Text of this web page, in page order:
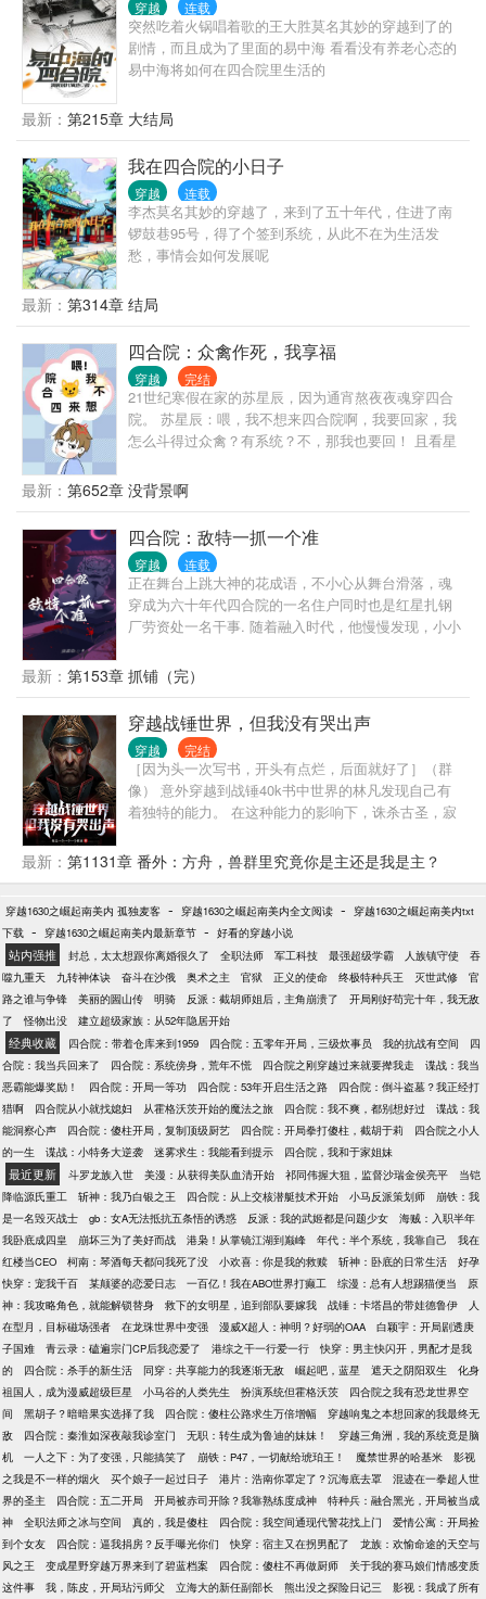
了个老六系统（使人破防即能获得透视点，可看透万
物） 从此开始了不当人的生活。 先渣秦京茹，再
cosplay许大茂…… 主打一个只要我不讲道德，就谁也
别想绑架我！
穿越 连载
突然吃着火锅唱着歌的王大胜莫名其妙的穿越到了的
剧情，而且成为了里面的易中海 看看没有养老心态的
易中海将如何在四合院里生活的
最新： 第215章 大结局
我在四合院的小日子
穿越 连载
李杰莫名其妙的穿越了，来到了五十年代，住进了南
锣鼓巷95号，得了个签到系统，从此不在为生活发
愁，事情会如何发展呢
最新： 第314章 结局
四合院：众禽作死，我享福
穿越 完结
21世纪寒假在家的苏星辰，因为通宵熬夜夜魂穿四合
院。 苏星辰：喂，我不想来四合院啊，我要回家，我
怎么斗得过众禽？有系统？不，那我也要回！ 且看星
最新： 第652章 没背景啊
四合院：敌特一抓一个准
穿越 连载
正在舞台上跳大神的花成语，不小心从舞台滑落，魂
穿成为六十年代四合院的一名住户同时也是红星扎钢
厂劳资处一名干事. 随着融入时代，他慢慢发现，小小
朝遗老遗少，鹰酱、脚盆、毛熊等........ 一个个敌特粉
墨登场，看跳大神的花成语如何将这些敌特一个一个
抓出来.......
最新： 第153章 抓铺（完）
穿越战锤世界，但我没有哭出声
穿越 完结
［因为头一次写书，开头有点烂，后面就好了］（群
像） 意外穿越到战锤40k书中世界的林凡发现自己有
着独特的能力。 在这种能力的影响下，诛杀古圣，寂
想要腐化而不得，难受的浑身抽搐；奸奇则将其视为
毁灭自己的生死大敌，不断埋下各种陷阱，意图自
前夕，黑暗的银河中唯有无尽的战火，越发激烈的战
况和难以承受的死伤里，林凡发现自己也并非全能，
能力也终有极限。 他能否拯救人类？塑造一个光明的
未来。
最新： 第1131章 番外：方舟，兽群里究竟你是主还是我是主？
穿越1630之崛起南美内 孤独麦客 - 穿越1630之崛起南美内全文阅读 -
穿越1630之崛起南美内txt
下载 - 穿越1630之崛起南美内最新章节 - 好看的穿越小说
站内强推 封总，太太想跟你离婚很久了 全职法师 军工科技 最强超级学霸 人族镇守使
吞
噬九重天
九转神体诀 奋斗在沙俄 奥术之主 官狱 正义的使命 终极特种兵王 灭世武修
官
路之谁与争锋
美丽的圌山传 明骑 反派：截胡师姐后，主角崩溃了
开局刚好苟完十年，我无敌
了
怪物出没 建立超级家族：从52年隐居开始
经典收藏 四合院：带着仓库来到1959 四合院：五零年开局，三级炊事员 我的抗战有空间
四
合院：我当兵回来了
四合院：系统傍身，荒年不慌 四合院之刚穿越过来就要撵我走
谍战：我当
恶霸能爆奖励！
四合院：开局一等功 四合院：53年开启生活之路
四合院：倒斗盗墓？我正经打
猎啊
四合院从小就找媳妇 从霍格沃茨开始的魔法之旅 四合院：我不爽，都别想好过
谍战：我
能洞察心声
四合院：傻柱开局，复制顶级厨艺 四合院：开局拳打傻柱，截胡于莉
四合院之小人
的一生
谍战：小特务大逆袭 迷雾求生：我能看到提示 四合院，我和于家姐妹
最近更新 斗罗龙族入世 美漫：从获得美队血清开始 祁同伟握大狙，监督沙瑞金侯亮平
当铠
降临源氏重工
斩神：我乃白银之王 四合院：从上交核潜艇技术开始 小马反派策划师
崩铁：我
是一名毁灭战士
gb：女A无法抵抗五条悟的诱惑 反派：我的武姬都是问题少女
海贼：入职半年
我卧底成四皇
崩坏三为了美好而战 港枭！从掌镜江湖到巅峰 年代：半个系统，我靠自己
我在
红楼当CEO
柯南：琴酒每天都问我死了没 小欢喜：你是我的救赎 斩神：卧底的日常生活
好孕
快穿：宠我千百
某颠婆的恋爱日志 一百亿！我在ABO世界打癫工 综漫：总有人想踢猫便当
原
神：我攻略角色，就能解锁替身
救下的女明星，追到部队要嫁我 战锤：卡塔昌的带娃德鲁伊
人
在型月，目标磁场强者
在龙珠世界中变强 漫威X超人：神明？好弱的OAA
白颖宇：开局剧透庚
子国难
青云录：磕遍宗门CP后我恋爱了 港综之干一行爱一行
快穿：男主快闪开，男配才是我
的
四合院：杀手的新生活 同穿：共享能力的我逐渐无敌 崛起吧，蓝星 遮天之阴阳双生
化身
祖国人，成为漫威超级巨星
小马谷的人类先生 扮演系统但霍格沃茨
四合院之我有恐龙世界空
间
黑胡子？暗暗果实选择了我 四合院：傻柱公路求生万倍增幅
穿越响鬼之本想回家的我最终无
敌
四合院：秦淮如深夜敲我诊室门 无职：转生成为鲁迪的妹妹！
穿越三角洲，我的系统竟是脑
机
一人之下：为了变强，只能搞笑了 崩铁：P47，一切献给琥珀王！ 魔禁世界的哈基米
影视
之我是不一样的烟火
买个娘子一起过日子 港片：浩南你罩定了？沉海底去罩
混迹在一拳超人世
界的圣主
四合院：五二开局 开局被赤司开除？我靠熟练度成神
特种兵：融合黑光，开局被当成
神
全职法师之冰与空间 真的，我是傻柱 四合院：我空间通现代警花找上门
爱情公寓：开局捡
到个女友
四合院：逼我捐房？反手曝光你们 快穿：宿主又在拐男配了
龙族：欢愉命途的天空与
风之王
变成星野穿越万界来到了碧蓝档案 四合院：傻柱不再做厨师
关于我的赛马娘们情感变质
这件事
我，陈皮，开局玷污师父 立海大的新任副部长 熊出没之探险日记三 影视：我成了所有